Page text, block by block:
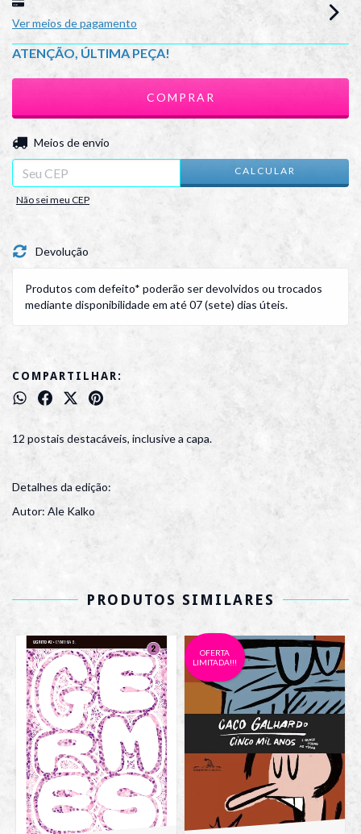
Ver meios de pagamento
ATENÇÃO, ÚLTIMA PEÇA!
Entregas para o CEP:
Meios de envio
CALCULAR
Não sei meu CEP
Devolução
Produtos com defeito* poderão ser devolvidos ou trocados
mediante disponibilidade em até 07 (sete) dias úteis.
COMPARTILHAR:
12 postais destacáveis, inclusive a capa.
Detalhes da edição:
Autor: Ale Kalko
PRODUTOS SIMILARES
OFERTA
LIMITADA!!!